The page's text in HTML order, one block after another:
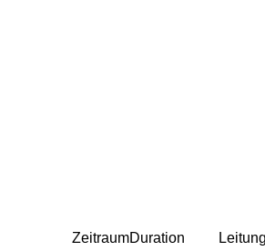
ZeitraumDuration